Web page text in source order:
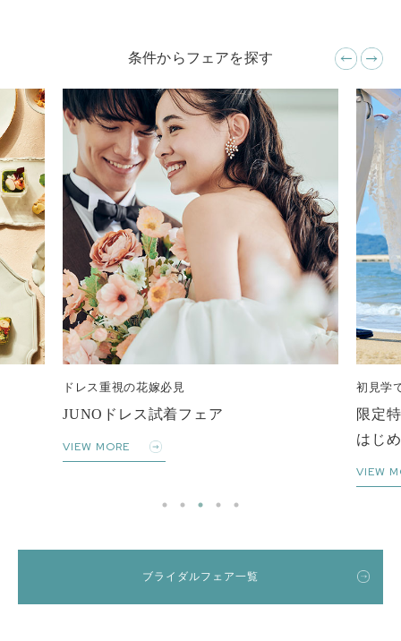
条件からフェアを探す
初見学でも安心
限定特典付き
はじめての式場見学フェア
少人
家
ブライダルフェア一覧